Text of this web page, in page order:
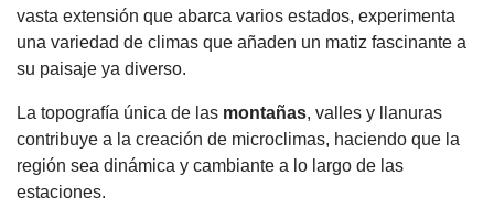
vasta extensión que abarca varios estados, experimenta
una variedad de climas que añaden un matiz fascinante a
su paisaje ya diverso.
La topografía única de las montañas, valles y llanuras
contribuye a la creación de microclimas, haciendo que la
región sea dinámica y cambiante a lo largo de las
estaciones.